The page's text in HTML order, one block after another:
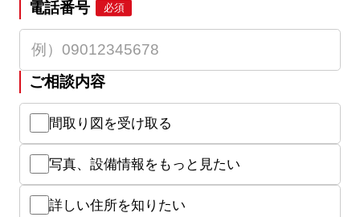
電話番号 必須
ご相談内容
間取り図を受け取る
写真、設備情報をもっと見たい
詳しい住所を知りたい